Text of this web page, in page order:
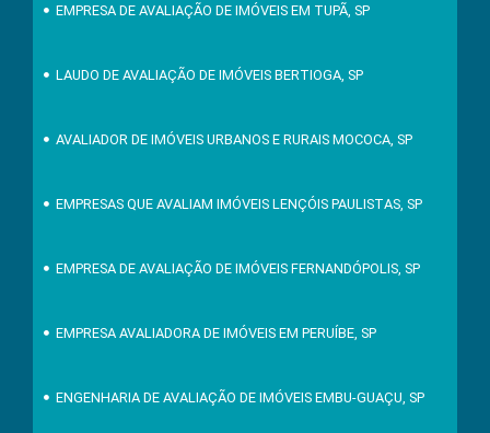
EMPRESA DE AVALIAÇÃO DE IMÓVEIS EM TUPÃ, SP
LAUDO DE AVALIAÇÃO DE IMÓVEIS BERTIOGA, SP
AVALIADOR DE IMÓVEIS URBANOS E RURAIS MOCOCA, SP
EMPRESAS QUE AVALIAM IMÓVEIS LENÇÓIS PAULISTAS, SP
EMPRESA DE AVALIAÇÃO DE IMÓVEIS FERNANDÓPOLIS, SP
EMPRESA AVALIADORA DE IMÓVEIS EM PERUÍBE, SP
ENGENHARIA DE AVALIAÇÃO DE IMÓVEIS EMBU-GUAÇU, SP